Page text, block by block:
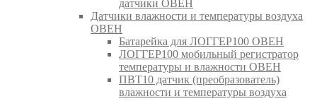
датчики ОВЕН
Датчики влажности и температуры воздуха
ОВЕН
Батарейка для ЛОГГЕР100 ОВЕН
ЛОГГЕР100 мобильный регистратор
температуры и влажности ОВЕН
ПВТ10 датчик (преобразователь)
влажности и температуры воздуха